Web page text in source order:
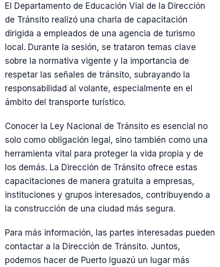
El Departamento de Educación Vial de la Dirección
de Tránsito realizó una charla de capacitación
dirigida a empleados de una agencia de turismo
local. Durante la sesión, se trataron temas clave
sobre la normativa vigente y la importancia de
respetar las señales de tránsito, subrayando la
responsabilidad al volante, especialmente en el
ámbito del transporte turístico.
Conocer la Ley Nacional de Tránsito es esencial no
solo como obligación legal, sino también como una
herramienta vital para proteger la vida propia y de
los demás. La Dirección de Tránsito ofrece estas
capacitaciones de manera gratuita a empresas,
instituciones y grupos interesados, contribuyendo a
la construcción de una ciudad más segura.
Para más información, las partes interesadas pueden
contactar a la Dirección de Tránsito. Juntos,
podemos hacer de Puerto Iguazú un lugar más